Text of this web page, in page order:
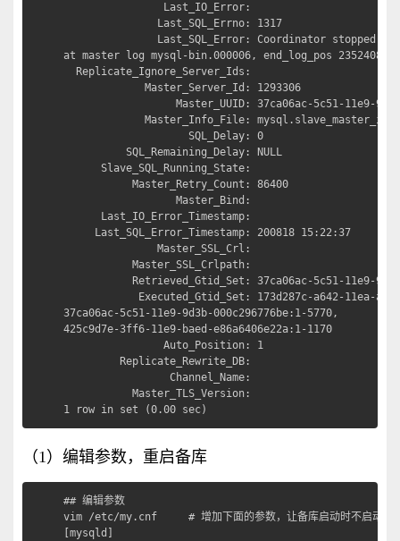
Last_IO_Error:
Last_SQL_Errno: 1317
Last_SQL_Error: Coordinator stopped because
at master log mysql-bin.000006, end_log_pos
Replicate_Ignore_Server_Ids:
Master_Server_Id: 1293306
Master_UUID: 37ca06ac-5c51-11e9-9d3b-
Master_Info_File: mysql.slave_master_info
SQL_Delay: 0
SQL_Remaining_Delay: NULL
Slave_SQL_Running_State:
Master_Retry_Count: 86400
Master_Bind:
Last_IO_Error_Timestamp:
Last_SQL_Error_Timestamp: 200818 15:22:37
Master_SSL_Crl:
Master_SSL_Crlpath:
Retrieved_Gtid_Set: 37ca06ac-5c51-11e9-9d3b-
Executed_Gtid_Set: 173d287c-a642-11ea-ae79-
37ca06ac-5c51-11e9-9d3b-000c296776be:1-5770,
425c9d7e-3ff6-11e9-baed-e86a6406e22a:1-1170
Auto_Position: 1
Replicate_Rewrite_DB:
Channel_Name:
Master_TLS_Version:
1 row in set (0.00 sec)
（1）编辑参数，重启备库
## 编辑参数
vim /etc/my.cnf     # 增加下面的参数，让备库启动时不启动复
[mysqld]